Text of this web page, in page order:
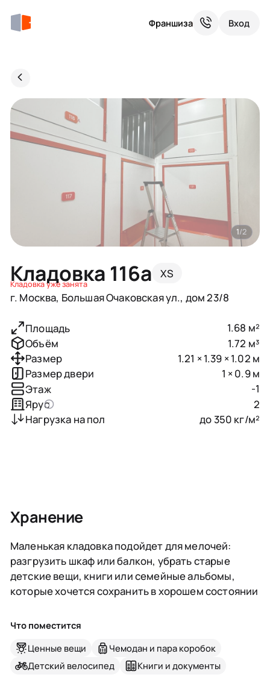
Франшиза Вход
Кладовка 116a XS
Кладовка уже занята
г. Москва, Большая Очаковская ул., дом 23/8
1/2
Площадь
1.68 м²
Объём
1.72 м³
Размер
1.21 × 1.39 × 1.02 м
Размер двери
1 × 0.9 м
Этаж
-1
Ярус
2
Нагрузка на пол
до 350 кг/м²
Хранение
Маленькая кладовка подойдет для мелочей:
разгрузить шкаф или балкон, убрать старые
детские вещи, книги или семейные альбомы,
которые хочется сохранить в хорошем состоянии
Что поместится
Ценные вещи
Чемодан и пара коробок
Детский велосипед
Книги и документы